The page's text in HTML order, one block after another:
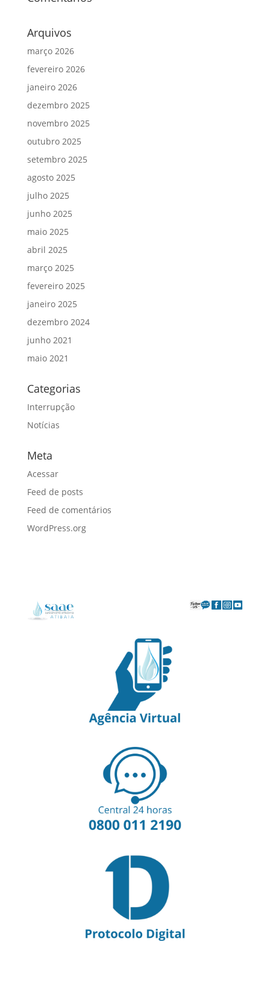
Arquivos
março 2026
fevereiro 2026
janeiro 2026
dezembro 2025
novembro 2025
outubro 2025
setembro 2025
agosto 2025
julho 2025
junho 2025
maio 2025
abril 2025
março 2025
fevereiro 2025
janeiro 2025
dezembro 2024
junho 2021
maio 2021
Categorias
Interrupção
Notícias
Meta
Acessar
Feed de posts
Feed de comentários
WordPress.org